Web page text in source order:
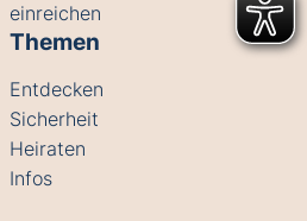
einreichen
Themen
Entdecken
Sicherheit
Heiraten
Infos